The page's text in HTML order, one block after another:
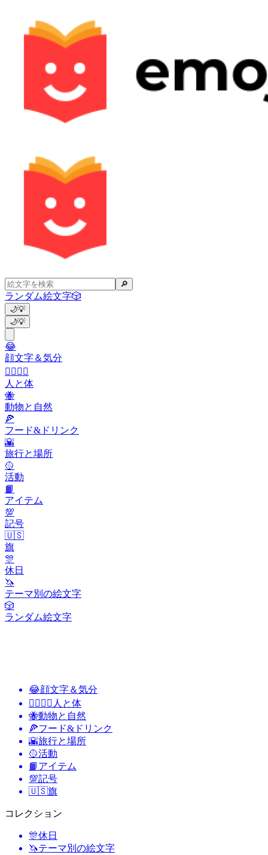
🔎
ランダム絵文字🎲
🌙💡
🌙💡
😂
顔文字＆気分
👩‍❤️‍💋‍👨
人と体
🐝
動物と自然
🍕
フード&ドリンク
🌇
旅行と場所
🥎
活動
📙
アイテム
💯
記号
🇺🇸
旗
🎊
休日
🦄
テーマ別の絵文字
🎲
ランダム絵文字
😂顔文字＆気分
👩‍❤️‍💋‍👨 人と体
🐝動物と自然
🍕フード&ドリンク
🌇旅行と場所
🥎活動
📙 アイテム
💯記号
🇺🇸旗
コレクション
🎊休日
🦄テーマ別の絵文字